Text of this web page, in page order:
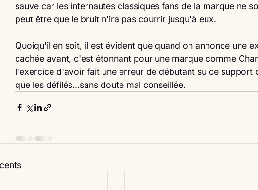
sauve car les internautes classiques fans de la marque ne
peut être que le bruit n'ira pas courrir jusqu'à eux.
Quoiqu'il en soit, il est évident que quand on annonce une
cachée avant, c'est étonnant pour une marque comme
l'exercice d'avoir fait une erreur de débutant su ce support
que les défilés…sans doute mal conseillée.